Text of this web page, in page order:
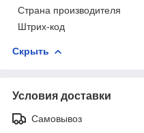
Страна производителя
Штрих-код
Скрыть
Условия доставки
Самовывоз